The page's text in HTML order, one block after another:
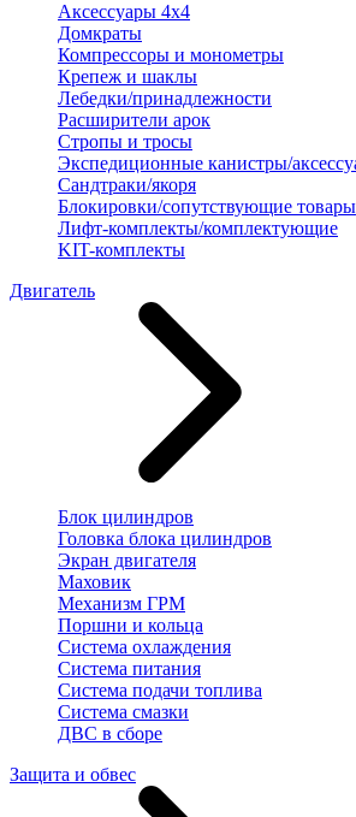
Аксессуары 4х4
Домкраты
Компрессоры и монометры
Крепеж и шаклы
Лебедки/принадлежности
Расширители арок
Стропы и тросы
Экспедиционные канистры/
Сандтраки/якоря
Блокировки/сопутствующие товары
Лифт-комплекты/комплектующие
KIT-комплекты
Двигатель
Блок цилиндров
Головка блока цилиндров
Экран двигателя
Маховик
Механизм ГРМ
Поршни и кольца
Система охлаждения
Система питания
Система подачи топлива
Система смазки
ДВС в сборе
Защита и обвес